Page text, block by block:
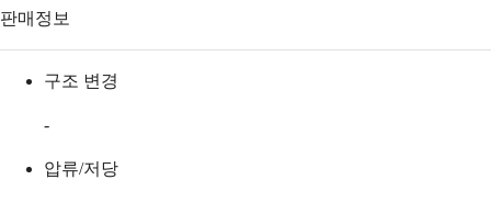
판매정보
구조 변경
-
압류/저당